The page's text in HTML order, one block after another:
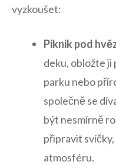
vyzkoušet:
Piknik pod
deku, obložte ji
parku nebo
společně se
být nesmírně
připravit
atmosféru.